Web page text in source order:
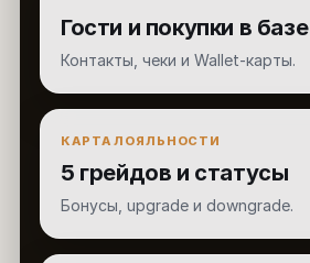
Гости и покупки в базе
Контакты, чеки и Wallet-карты.
КАРТА ЛОЯЛЬНОСТИ
5 грейдов и статусы
Бонусы, upgrade и downgrade.